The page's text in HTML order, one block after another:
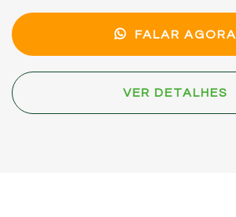
FALAR AGORA
VER DETALHES